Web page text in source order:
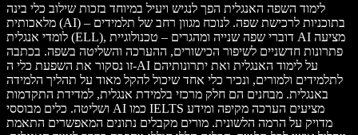
לימוד השפה האנגלית הפך לנגיש ויעיל במיוחד בזכות שילוב כלי בינה
מלאכותית (AI) בתוכניות לרכישת שפה. לנוכח מגוון רחב של תלמידים –
לומדי אנגלית (ELL), דוברי שפה שנייה ומהגרים – טכנולוגיית AI מציעה
פתרונות חדשניים לשיפור הכישורים, ההערכה והשליטה בשפה. בכתבה
זו נסקור את השפעת כלי ה-AI על לימוד האנגלית ואת יתרונותיהם
לתלמידים ולמורים, ונכיר כלי אחד שיכול להקל מאוד על תהליך הלמידה
באנגלית. מבחנים הם חלק מרכזי בלמידת אנגלית, למדידת התקדמות
ושליטה. כלים מבוססי AI כמו IELTS מציעים הערכה מקיפה ומידע
מדויק על הרמה הלשונית. מורים מקבלים נתונים המאפשרים התאמת